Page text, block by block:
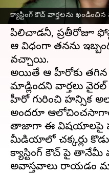
క్యాస్టింగ్ కౌచ్ వార్తలను
టాలీవుడ్లో క్యాస్టింగ్ కౌచ్
విరుచుకుపడిందనీ,
పిలిచాడనీ, ప్రతీరోజూ
ఆ విధంగా తనను
వచ్చాయి.
అయితే ఆ హీరోకు తగిన
మాట్లాడిందని వార్తలు
హీరో గురించి హన్సిక
అందరూ
తాజాగా ఈ విషయాలపై
మీడియాలో చక్కర్లు
క్యాస్టింగ్ కౌచ్ పై తానేమీ
అవాస్తవాలు రాయడం